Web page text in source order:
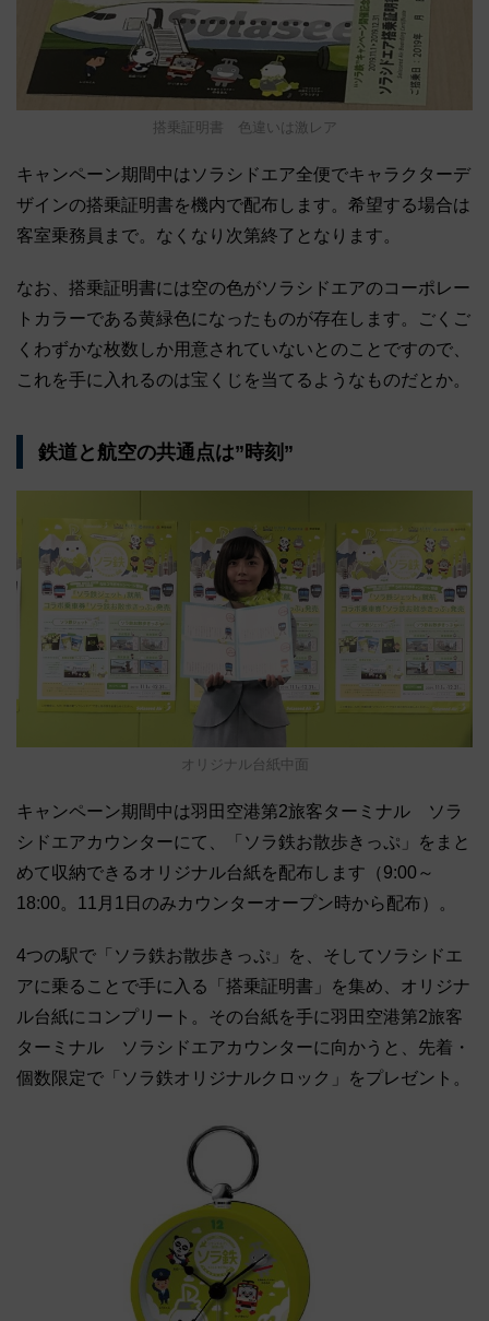
搭乗証明書 色違いは激レア
キャンペーン期間中はソラシドエア全便でキャラクターデ
ザインの搭乗証明書を機内で配布します。希望する場合は
客室乗務員まで。なくなり次第終了となります。
なお、搭乗証明書には空の色がソラシドエアのコーポレー
トカラーである黄緑色になったものが存在します。ごくご
くわずかな枚数しか用意されていないとのことですので、
これを手に入れるのは宝くじを当てるようなものだとか。
鉄道と航空の共通点は”時刻”
オリジナル台紙中面
キャンペーン期間中は羽田空港第2旅客ターミナル ソラ
シドエアカウンターにて、「ソラ鉄お散歩きっぷ」をまと
めて収納できるオリジナル台紙を配布します（9:00～
18:00。11月1日のみカウンターオープン時から配布）。
4つの駅で「ソラ鉄お散歩きっぷ」を、そしてソラシドエ
アに乗ることで手に入る「搭乗証明書」を集め、オリジナ
ル台紙にコンプリート。その台紙を手に羽田空港第2旅客
ターミナル ソラシドエアカウンターに向かうと、先着・
個数限定で「ソラ鉄オリジナルクロック」をプレゼント。